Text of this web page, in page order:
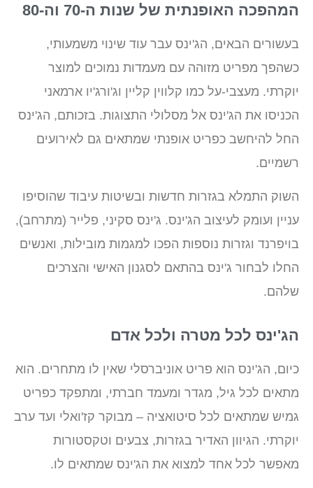
המהפכה האופנתית של שנות ה-70 וה-80
בעשורים הבאים, הג'ינס עבר עוד שינוי משמעותי,
כשהפך מפריט מזוהה עם מעמדות נמוכים למוצר
יוקרתי. מעצבי-על כמו קלווין קליין וג'ורג'יו ארמאני
הכניסו את הג'ינס אל מסלולי התצוגות. בזכותם, הג'ינס
החל להיחשב כפריט אופנתי שמתאים גם לאירועים
רשמיים.
השוק התמלא בגזרות חדשות ובשיטות עיבוד שהוסיפו
עניין ועומק לעיצוב הג'ינס. ג'ינס סקיני, פלייר (מתרחב),
בויפרנד וגזרות נוספות הפכו למגמות מובילות, ואנשים
החלו לבחור ג'ינס בהתאם לסגנון האישי והצרכים
שלהם.
הג'ינס לכל מטרה ולכל אדם
כיום, הג'ינס הוא פריט אוניברסלי שאין לו מתחרים. הוא
מתאים לכל גיל, מגדר ומעמד חברתי, ומתפקד כפריט
גמיש שמתאים לכל סיטואציה – מבוקר קז'ואלי ועד ערב
יוקרתי. הגיוון האדיר בגזרות, צבעים וטקסטורות
מאפשר לכל אחד למצוא את הג'ינס שמתאים לו.